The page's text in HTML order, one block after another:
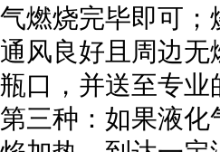
气燃烧完毕即可；
通风良好且周边
瓶口，并送至专业
第三种：如果液